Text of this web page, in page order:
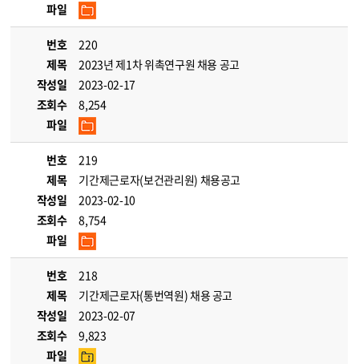
파일
번호
220
제목
2023년 제1차 위촉연구원 채용 공고
작성일
2023-02-17
조회수
8,254
파일
번호
219
제목
기간제근로자(보건관리원) 채용공고
작성일
2023-02-10
조회수
8,754
파일
번호
218
제목
기간제근로자(통번역원) 채용 공고
작성일
2023-02-07
조회수
9,823
파일